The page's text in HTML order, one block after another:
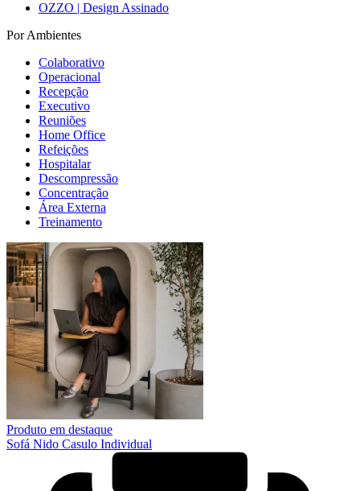
OZZO | Design Assinado
Por Ambientes
Colaborativo
Operacional
Recepção
Executivo
Reuniões
Home Office
Refeições
Hospitalar
Descompressão
Concentração
Área Externa
Treinamento
Produto em destaque
Sofá Nido Casulo Individual